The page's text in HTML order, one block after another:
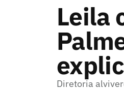
Leila
Diretoria